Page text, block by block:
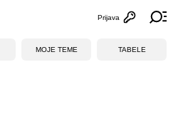
Otvori
Prijava
MOJE TEME TABELE